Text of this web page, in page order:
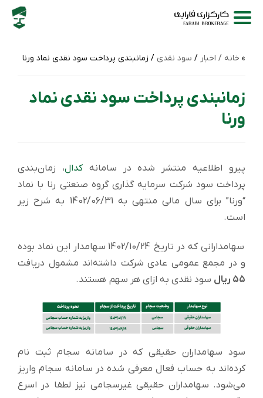
خانه / اخبار / سود نقدی / زمانبندی پرداخت سود نقدی نماد ورنا
زمانبندی پرداخت سود نقدی نماد
ورنا
پیرو اطلاعیه منتشر شده در سامانه کدال، زمان‌بندی
پرداخت سود شركت سرمايه گذاری گروه صنعتي رنا با نماد
“ورنا” برای سال مالی منتهی به 1402/06/31 به شرح زیر
است.
سهامدارانی که در تاریخ 1402/10/24 سهامدار این نماد بوده
و در مجمع عمومی عادی شرکت داشته‌اند مشمول دریافت
۵۵ ریال
سود نقدی به ازای هر سهم هستند.
سود سهامداران حقیقی که در سامانه سجام ثبت نام
کرده‌اند به حساب فعال معرفی شده در سامانه سجام واریز
می‌شود. سهامداران حقیقی غیرسجامی نیز لطفا در اسرع